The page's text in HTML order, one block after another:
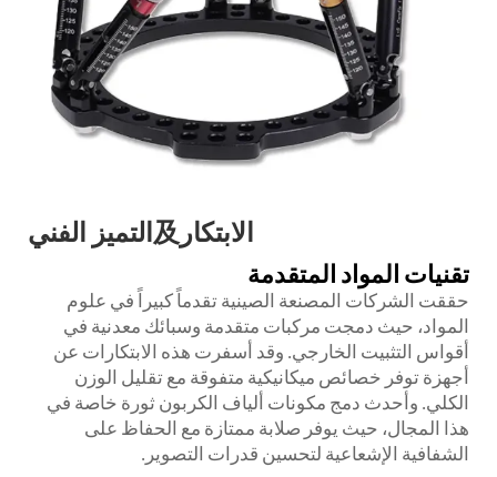
الابتكار及التميز الفني
تقنيات المواد المتقدمة
حققت الشركات المصنعة الصينية تقدماً كبيراً في علوم
المواد، حيث دمجت مركبات متقدمة وسبائك معدنية في
أقواس التثبيت الخارجي. وقد أسفرت هذه الابتكارات عن
أجهزة توفر خصائص ميكانيكية متفوقة مع تقليل الوزن
الكلي. وأحدث دمج مكونات ألياف الكربون ثورة خاصة في
هذا المجال، حيث يوفر صلابة ممتازة مع الحفاظ على
الشفافية الإشعاعية لتحسين قدرات التصوير.